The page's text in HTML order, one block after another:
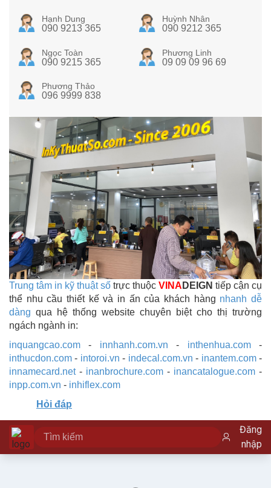
Hạnh Dung
090 9213 365
Huỳnh Nhân
090 9212 365
Ngọc Toàn
090 9215 365
Phương Linh
09 09 09 96 69
Phương Thảo
096 9999 838
Trung tâm in kỹ thuật số trực thuộc VINA DEIGN tiếp cận cụ
thể nhu cầu thiết kế và in ấn của khách hàng nhanh dễ
dàng qua hệ thống website chuyên biệt cho thị trường
ngách ngành in:
inquangcao.com - innhanh.com.vn - inthenhua.com-
inthucdon.com - intoroi.vn - indecal.com.vn - inantem.com-
innamecard.net- inanbrochure.com - inancatalogue.com -
inpp.com.vn - inhiflex.com
Hỏi đáp